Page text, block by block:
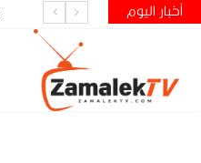
أخبار اليوم